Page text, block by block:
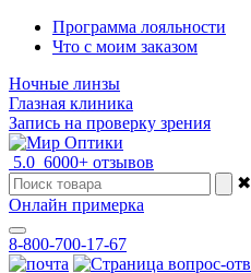
Программа лояльности
Что с моим заказом
Ночные линзы
Глазная клиника
Запись на проверку зрения
5.0 6000+ отзывов
✖
Онлайн примерка
8-800-700-17-67